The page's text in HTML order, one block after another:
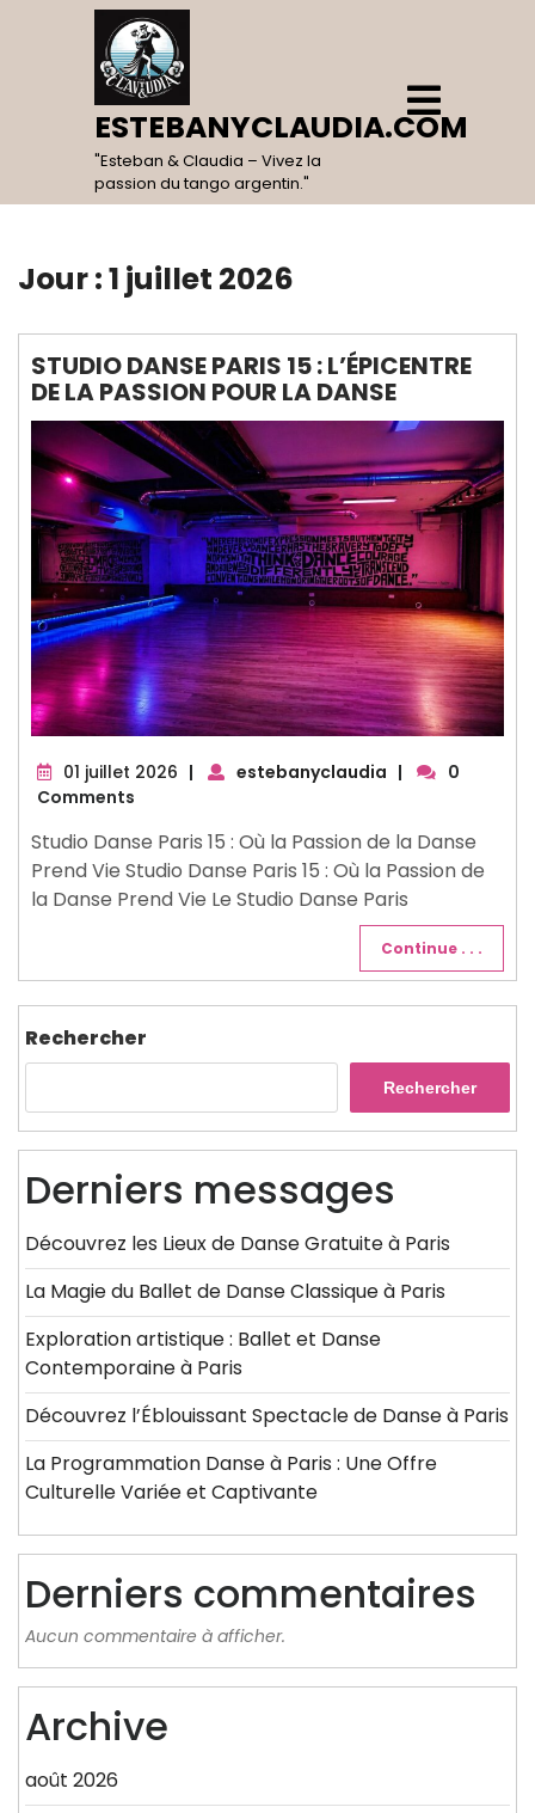
ESTEBANYCLAUDIA.COM
"Esteban & Claudia – Vivez la
passion du tango argentin."
Open
Menu
Jour :1 juillet 2026
STUDIO DANSE PARIS 15 : L’ÉPICENTRE
DE LA PASSION POUR LA DANSE
01 juillet 2026 01| estebanyclaudia |
0
Comments
Studio Danse Paris 15 : Où la Passion de la Danse
Prend Vie Studio Danse Paris 15 : Où la Passion de
la Danse Prend Vie Le Studio Danse Paris
Continue . . .
Rechercher
Rechercher
Derniers messages
Découvrez les Lieux de Danse Gratuite à Paris
La Magie du Ballet de Danse Classique à Paris
Exploration artistique : Ballet et Danse
Contemporaine à Paris
Découvrez l’Éblouissant Spectacle de Danse à Paris
La Programmation Danse à Paris : Une Offre
Culturelle Variée et Captivante
Derniers commentaires
Aucun commentaire à afficher.
Archive
août 2026